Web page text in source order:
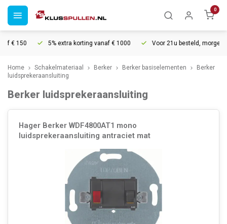
0
150 5% extra korting vanaf € 1000 Voor 21u besteld, morgen in
Home Schakelmateriaal Berker Berker basiselementen
Berker
luidsprekeraansluiting
Berker luidsprekeraansluiting
Hager Berker WDF4800AT1 mono
luidsprekeraansluiting antraciet mat